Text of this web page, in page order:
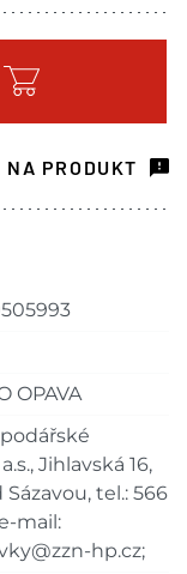
11 ks
orientační.
NA PRODUKT
OPAVA
Jihlavská 16,
tel.: 566
mail:
hp.cz;